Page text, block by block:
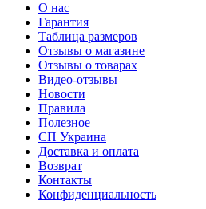
О нас
Гарантия
Таблица размеров
Отзывы о магазине
Отзывы о товарах
Видео-отзывы
Новости
Правила
Полезное
СП Украина
Доставка и оплата
Возврат
Контакты
Конфиденциальность